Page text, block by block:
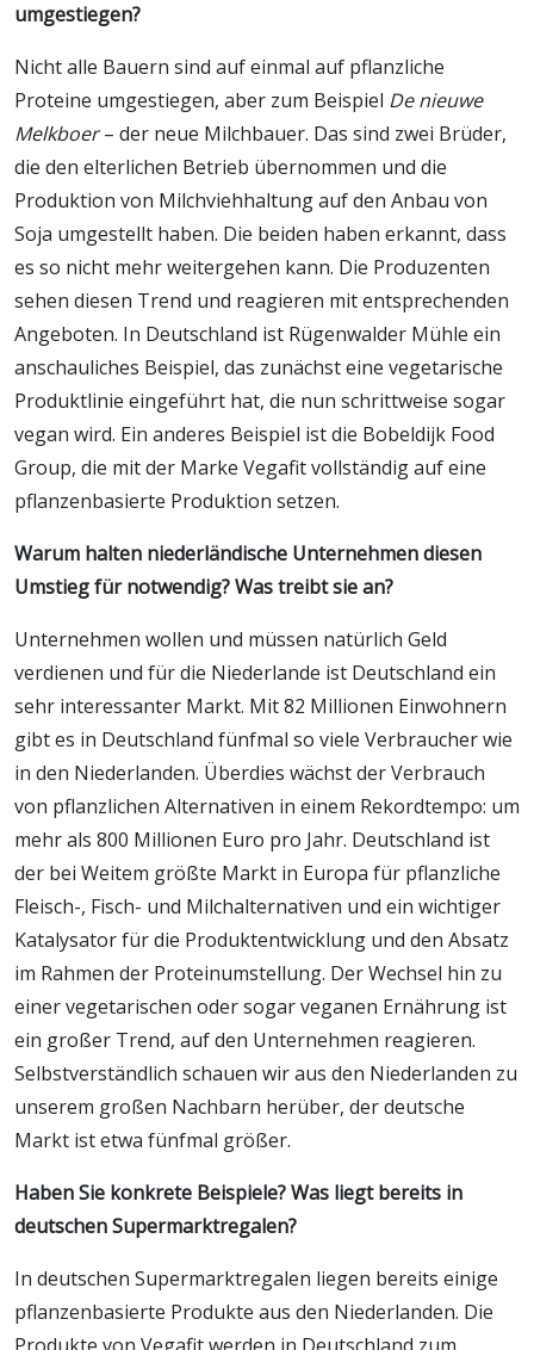
umgestiegen?
Nicht alle Bauern sind auf einmal auf pflanzliche
Proteine umgestiegen, aber zum Beispiel De nieuwe
Melkboer– der neue Milchbauer. Das sind zwei Brüder,
die den elterlichen Betrieb übernommen und die
Produktion von Milchviehhaltung auf den Anbau von
Soja umgestellt haben. Die beiden haben erkannt, dass
es so nicht mehr weitergehen kann. Die Produzenten
sehen diesen Trend und reagieren mit entsprechenden
Angeboten. In Deutschland ist Rügenwalder Mühle ein
anschauliches Beispiel, das zunächst eine vegetarische
Produktlinie eingeführt hat, die nun schrittweise sogar
vegan wird. Ein anderes Beispiel ist die Bobeldijk Food
Group, die mit der Marke Vegafit vollständig auf eine
pflanzenbasierte Produktion setzen.
Warum halten niederländische Unternehmen diesen
Umstieg für notwendig? Was treibt sie an?
Unternehmen wollen und müssen natürlich Geld
verdienen und für die Niederlande ist Deutschland ein
sehr interessanter Markt. Mit 82 Millionen Einwohnern
gibt es in Deutschland fünfmal so viele Verbraucher wie
in den Niederlanden. Überdies wächst der Verbrauch
von pflanzlichen Alternativen in einem Rekordtempo: um
mehr als 800 Millionen Euro pro Jahr. Deutschland ist
der bei Weitem größte Markt in Europa für pflanzliche
Fleisch-, Fisch- und Milchalternativen und ein wichtiger
Katalysator für die Produktentwicklung und den Absatz
im Rahmen der Proteinumstellung. Der Wechsel hin zu
einer vegetarischen oder sogar veganen Ernährung ist
ein großer Trend, auf den Unternehmen reagieren.
Selbstverständlich schauen wir aus den Niederlanden zu
unserem großen Nachbarn herüber, der deutsche
Markt ist etwa fünfmal größer.
Haben Sie konkrete Beispiele? Was liegt bereits in
deutschen Supermarktregalen?
In deutschen Supermarktregalen liegen bereits einige
pflanzenbasierte Produkte aus den Niederlanden. Die